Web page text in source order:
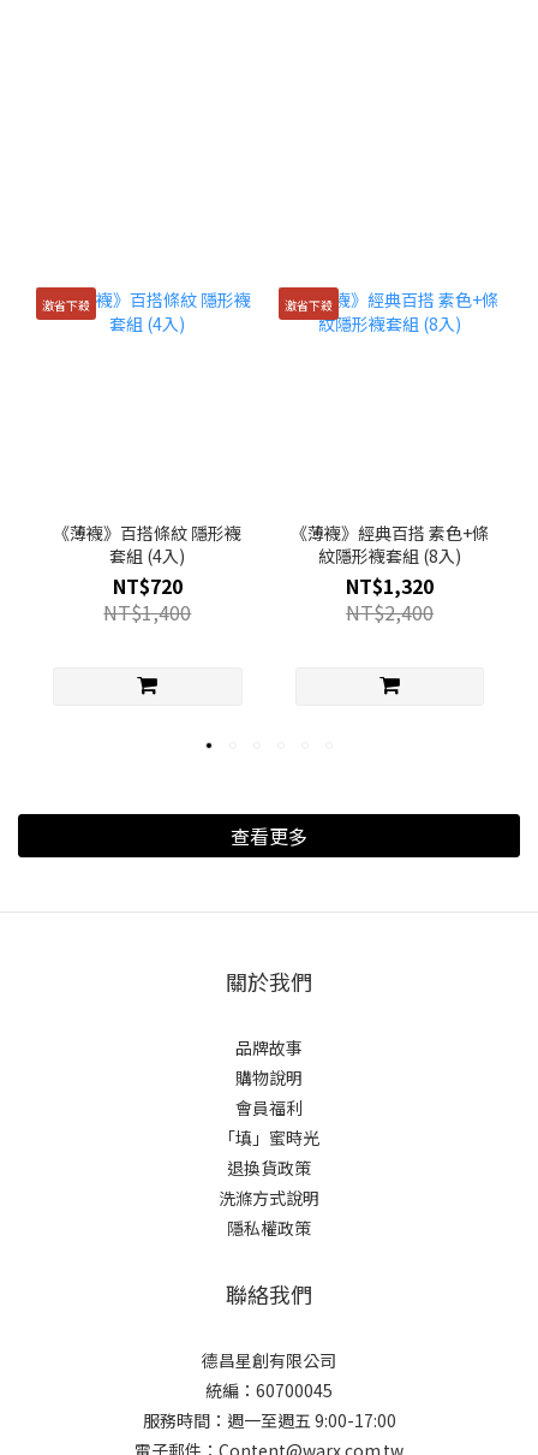
激省下殺
《薄襪》百搭條紋 隱形襪
套組 (4入)
NT$720
NT$1,400
激省下殺
《薄襪》經典百搭 素色+條
紋隱形襪套組 (8入)
NT$1,320
NT$2,400
查看更多
關於我們
品牌故事
購物說明
會員福利
「填」蜜時光
退換貨政策
洗滌方式說明
隱私權政策
聯絡我們
德昌星創有限公司
統編：60700045
服務時間：週一至週五 9:00-17:00